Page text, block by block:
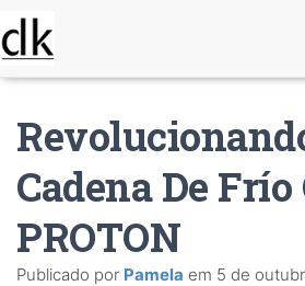
Cadena De Frío
PROTON
Publicado por Pamela em 5 de